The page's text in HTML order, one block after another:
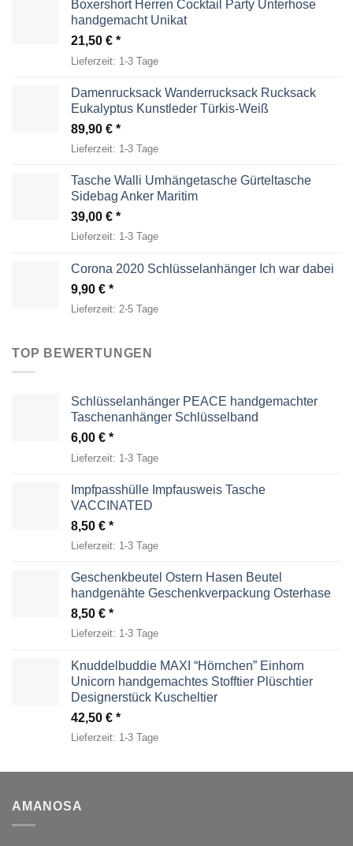
Boxershort Herren Cocktail Party Unterhose
handgemacht Unikat
21,50 €
Lieferzeit: 1-3 Tage
Damenrucksack Wanderrucksack Rucksack
Eukalyptus Kunstleder Türkis-Weiß
89,90 €
Lieferzeit: 1-3 Tage
Tasche Walli Umhängetasche Gürteltasche
Sidebag Anker Maritim
39,00 €
Lieferzeit: 1-3 Tage
Corona 2020 Schlüsselanhänger Ich war dabei
9,90 €
Lieferzeit: 2-5 Tage
TOP BEWERTUNGEN
Schlüsselanhänger PEACE handgemachter
Taschenanhänger Schlüsselband
6,00 €
Lieferzeit: 1-3 Tage
Impfpasshülle Impfausweis Tasche
VACCINATED
8,50 €
Lieferzeit: 1-3 Tage
Geschenkbeutel Ostern Hasen Beutel
handgenähte Geschenkverpackung Osterhase
8,50 €
Lieferzeit: 1-3 Tage
Knuddelbuddie MAXI “Hörnchen” Einhorn
Unicorn handgemachtes Stofftier Plüschtier
Designerstück Kuscheltier
42,50 €
Lieferzeit: 1-3 Tage
AMANOSA